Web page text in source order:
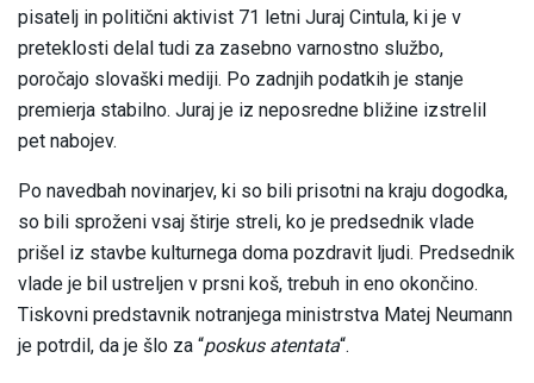
pisatelj in politični aktivist 71 letni Juraj Cintula, ki je v
preteklosti delal tudi za zasebno varnostno službo,
poročajo slovaški mediji. Po zadnjih podatkih je stanje
premierja stabilno. Juraj je iz neposredne bližine izstrelil
pet nabojev.
Po navedbah novinarjev, ki so bili prisotni na kraju dogodka,
so bili sproženi vsaj štirje streli, ko je predsednik vlade
prišel iz stavbe kulturnega doma pozdravit ljudi. Predsednik
vlade je bil ustreljen v prsni koš, trebuh in eno okončino.
Tiskovni predstavnik notranjega ministrstva Matej Neumann
je potrdil, da je šlo za “poskus atentata“.